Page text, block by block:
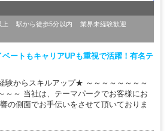
上 駅から徒歩5分以内
業界未経験歓迎
ートもキャリアUPも重視で活躍！有名テ
験からスキルアップ★ ～～～～～～～～
～～ 当社は、テーマパークでお客様にお
の側面でお手伝いをさせて頂いておりま